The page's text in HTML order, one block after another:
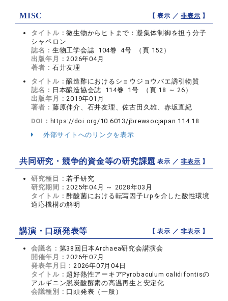
MISC 【 表示 ／非表示 】
タイトル：微生物からヒトまで：凝集体制御を担う分子
シャペロン
誌名： 生物工学会誌 104巻 4号 （頁 152）
出版年月：2026年04月
著者： 石井友理
タイトル：醸造酢におけるショウジョウバエ誘引物質
誌名： 日本醸造協会誌 114巻 1号 （頁 18 ～ 26）
出版年月：2019年01月
著者： 藤原伸介、石井友理、佐古田久雄、赤坂直紀
DOI： https://doi.org/10.6013/jbrewsocjapan.114.18
外部サイトへのリンクを表示
共同研究・競争的資金等の研究課題【 表示 ／非表示 】
研究種目：若手研究
研究期間：2025年04月 ～ 2028年03月
タイトル：酢酸菌における転写因子Lrpを介した酸性環境
適応機構の解明
講演・口頭発表等 【 表示 ／非表示 】
会議名： 第38回日本Archaea研究会講演会
開催年月：2026年07月
発表年月日：2026年07月04日
タイトル： 超好熱性アーキアPyrobaculum calidifontisの
アルギニン脱炭酸酵素の高温再生と安定化
会議種別： 口頭発表（一般）